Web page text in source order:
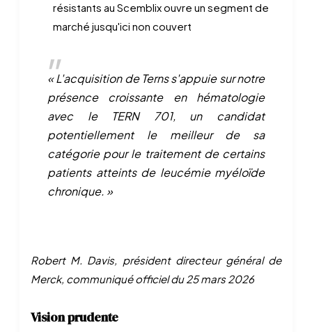
résistants au Scemblix ouvre un segment de
marché jusqu'ici non couvert
« L'acquisition de Terns s'appuie sur notre
présence croissante en hématologie
avec le TERN 701, un candidat
potentiellement le meilleur de sa
catégorie pour le traitement de certains
patients atteints de leucémie myéloïde
chronique. »
Robert M. Davis, président directeur général de
Merck, communiqué officiel du 25 mars 2026
Vision prudente